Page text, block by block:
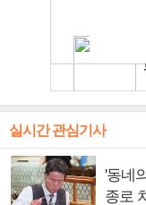
실시간 관심기사
'동네
종로